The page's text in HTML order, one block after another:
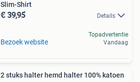
Slim-Shirt
€ 39,95 Details
Bezoek website
Topadvertentie
Vandaag
2 stuks halter hemd halter 100% katoen